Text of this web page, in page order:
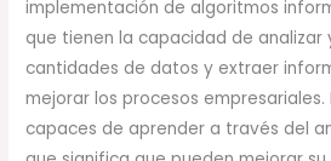
implementación de algoritmos
que tienen la capacidad de analizar
cantidades de datos y extraer
mejorar los procesos empresariales.
capaces de aprender a través del